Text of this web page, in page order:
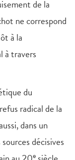
de la
ne correspond
à la
à travers
du
radical de la
dans un
décisives
e